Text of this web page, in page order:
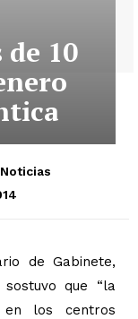
10
de Gabinete,
que “la
los centros